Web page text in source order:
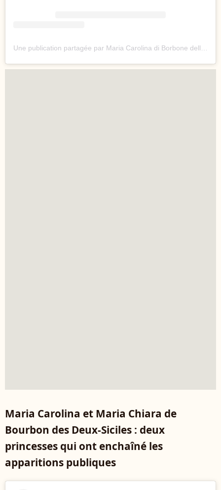
Maria Carolina et Maria Chiara de
Bourbon des Deux-Siciles : deux
princesses qui ont enchaîné les
apparitions publiques